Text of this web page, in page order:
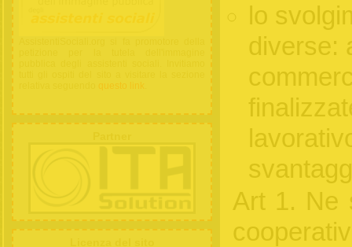
questo link
lo
diverse:
Art 1. Ne